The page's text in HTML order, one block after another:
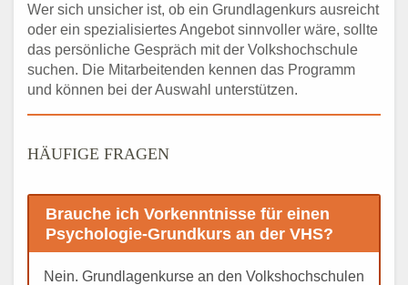
Wer sich unsicher ist, ob ein Grundlagenkurs ausreicht
oder ein spezialisiertes Angebot sinnvoller wäre, sollte
das persönliche Gespräch mit der Volkshochschule
suchen. Die Mitarbeitenden kennen das Programm
und können bei der Auswahl unterstützen.
HÄUFIGE FRAGEN
Brauche ich Vorkenntnisse für einen
Psychologie-Grundkurs an der VHS?
Nein. Grundlagenkurse an den Volkshochschulen